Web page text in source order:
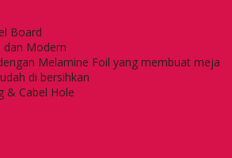
Board
Modern
Melamine Foil yang membuat meja
di bersihkan
& Cabel Hole